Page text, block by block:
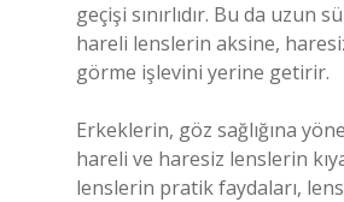
geçişi sınırlıdır. Bu da uzun
hareli lenslerin aksine,
görme işlevini yerine getirir.
Erkeklerin, göz sağlığına
hareli ve haresiz lenslerin
lenslerin pratik faydaları,